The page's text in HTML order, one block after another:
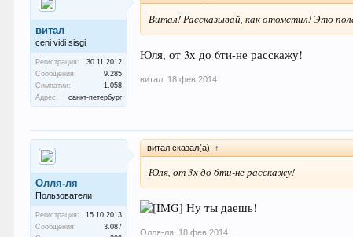
витал
ceni vidi sisgi
Регистрация:
30.11.2012
Сообщения:
9.285
Симпатии:
1.058
Адрес:
санкт-петербург
Витал! Рассказывай, как отомстил! Это
Юля, от 3х до 6ти-не расскажу!
витал 18 фев 2014
Олля-ля
Пользователи
Регистрация:
15.10.2013
Сообщения:
3.087
витал сказал(а): ↑
Юля, от 3х до 6ти-не расскажу!
Ну ты даешь!
Олля-ля 18 фев 2014